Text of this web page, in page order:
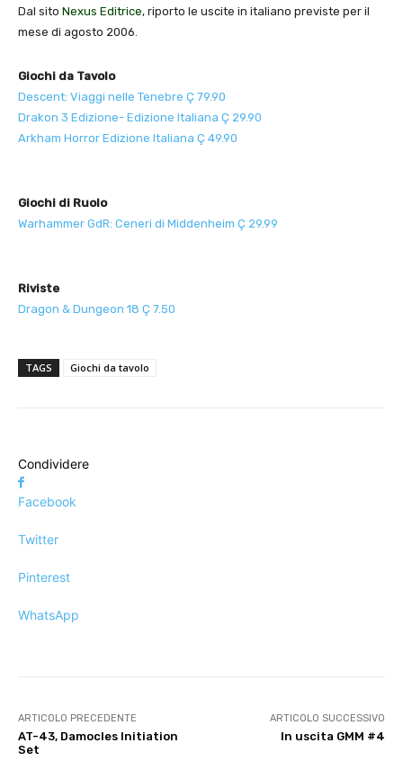
Dal sito Nexus Editrice, riporto le uscite in italiano previste per il
mese di agosto 2006.
Giochi da Tavolo
Descent: Viaggi nelle Tenebre Ç 79.90
Drakon 3 Edizione- Edizione Italiana Ç 29.90
Arkham Horror Edizione Italiana Ç 49.90
Giochi di Ruolo
Warhammer GdR: Ceneri di Middenheim Ç 29.99
Riviste
Dragon & Dungeon 18 Ç 7.50
TAGS Giochi da tavolo
Condividere
Facebook
Twitter
Pinterest
WhatsApp
ARTICOLO PRECEDENTE
AT-43, Damocles Initiation
Set
ARTICOLO SUCCESSIVO
In uscita GMM #4